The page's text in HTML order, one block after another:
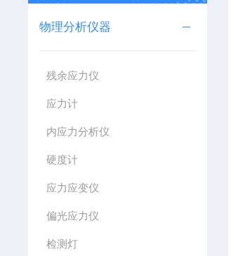
物理分析仪器
残余应力仪
应力计
内应力分析仪
硬度计
应力应变仪
偏光应力仪
检测灯